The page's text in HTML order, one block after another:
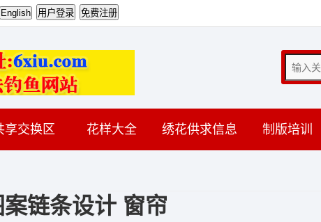
享交换区 花样大全 绣花供求信息 制版培训
链条设计 窗帘